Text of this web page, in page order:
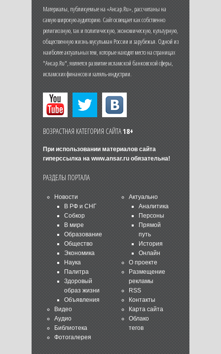
Материалы, публикуемые на «Ансар.Ru», рассчитаны на
самую широкую аудиторию. Сайт освещает как собственно
религиозную, так и политическую, экономическую, культурную,
общественную жизнь мусульман России и зарубежья. Одной из
наиболее актуальных тем, которые находят место на страницах
"Ансар.Ru", является развитие исламской банковской сферы,
исламских финансов и халяль-индустрии.
ВОЗРАСТНАЯ КАТЕГОРИЯ САЙТА18+
При использовании материалов сайта
гиперссылка на www.ansar.ruобязательна!
РАЗДЕЛЫ ПОРТАЛА
Новости
В РФ и СНГ
Собкор
В мире
Образование
Общество
Экономика
Наука
Палитра
Здоровый
образ жизни
Объявления
Видео
Аудио
Библиотека
Фотогалерея
Актуально
Аналитика
Персоны
Прямой
путь
История
Онлайн
О проекте
Размещение
рекламы
RSS
Контакты
Карта сайта
Облако
тегов